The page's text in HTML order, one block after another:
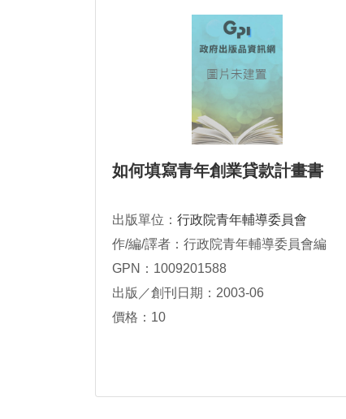
如何填寫青年創業貸款計畫書
出版單位： 行政院青年輔導委員會
作/編/譯者：行政院青年輔導委員會編
GPN：1009201588
出版／創刊日期：2003-06
價格：10